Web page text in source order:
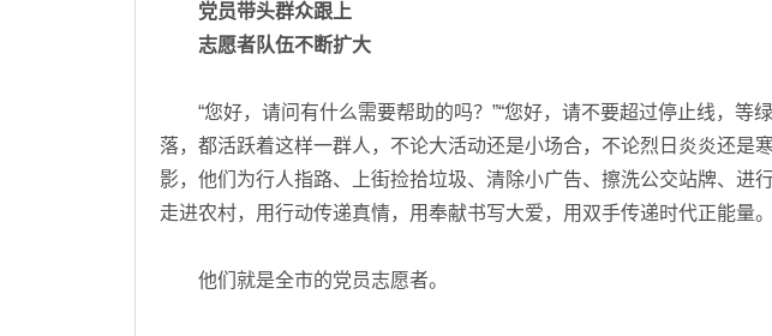
党员带头群众跟上
志愿者队伍不断扩大
“您好，请问有什么需要帮助的吗？”“您好，请不要超过停止线，等
落，都活跃着这样一群人，不论大活动还是小场合，不论烈日炎炎还是
影，他们为行人指路、上街捡拾垃圾、清除小广告、擦洗公交站牌、进
走进农村，用行动传递真情，用奉献书写大爱，用双手传递时代正能量。
他们就是全市的党员志愿者。